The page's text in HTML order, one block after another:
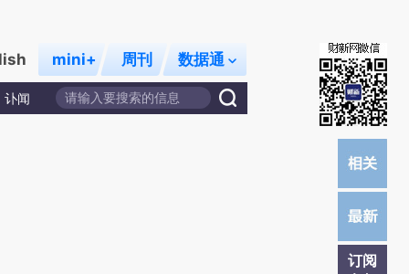
mini+ 周刊 数据通
讣闻
订阅